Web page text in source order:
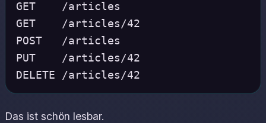
GET    /articles
GET    /articles/42
POST   /articles
PUT    /articles/42
Das ist schön lesbar.